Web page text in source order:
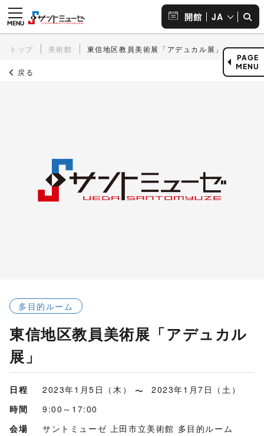
開館 JA
トップ 美術館 東信地区教員美術展「アデュカル展」
戻る
多目的ルーム
東信地区教員美術展「アデュカル
展」
日程 2023年1月5日（木）
2023年1月7日（土）
時間
9:00～17:00
会場
サントミューゼ 上田市立美術館 多目的ルーム
PAGE
MENU